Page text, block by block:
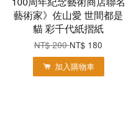
藝術家》佐山愛 世間都是
貓 彩千代紙摺紙
NT$ 200NT$ 180
加入購物車